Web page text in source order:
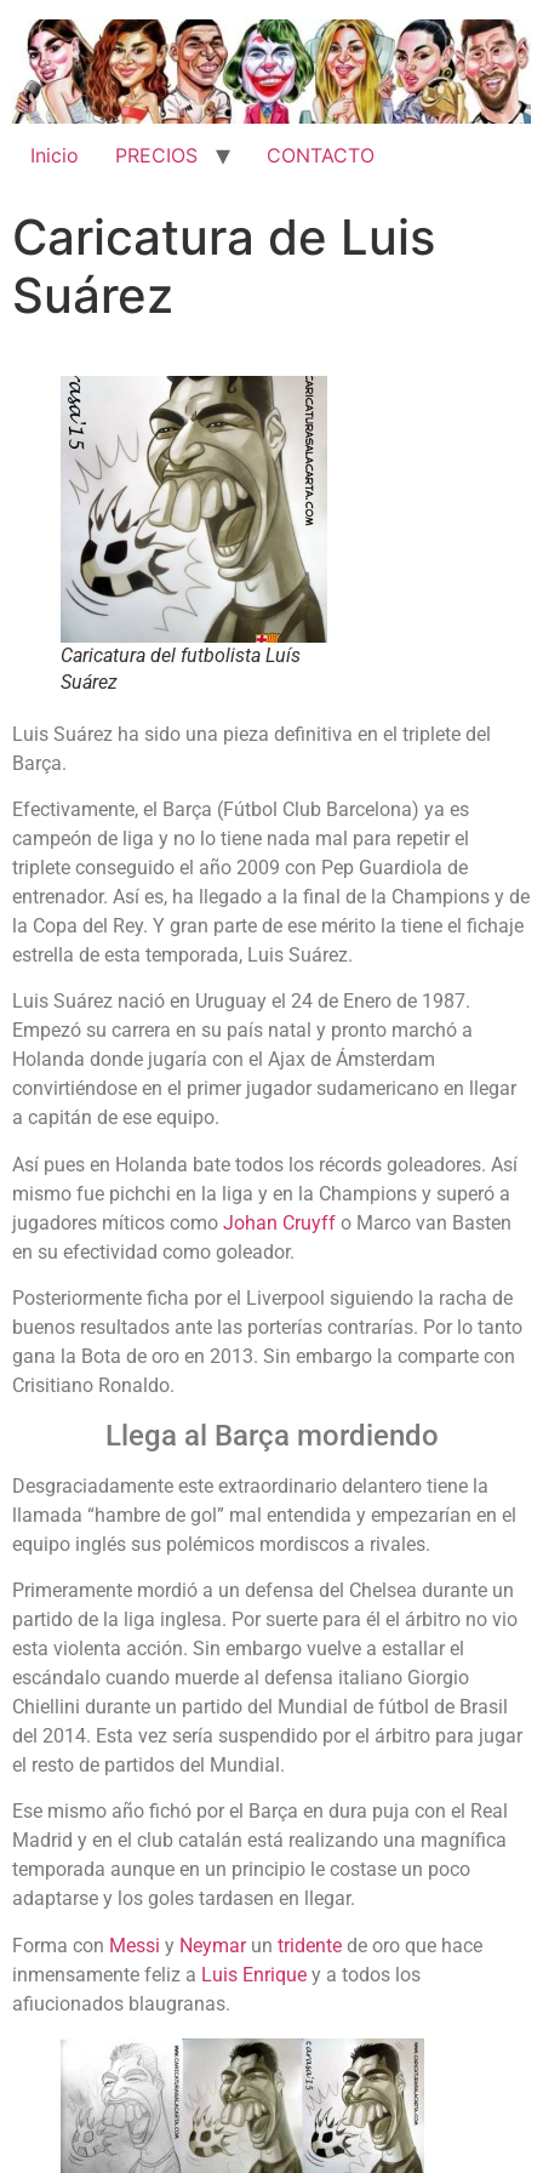
Inicio PRECIOS CONTACTO
Caricatura de Luis
Suárez
Caricatura del futbolista Luís
Suárez
Luis Suárez ha sido una pieza definitiva en el triplete del
Barça.
Efectivamente, el Barça (Fútbol Club Barcelona) ya es
campeón de liga y no lo tiene nada mal para repetir el
triplete conseguido el año 2009 con Pep Guardiola de
entrenador. Así es, ha llegado a la final de la Champions y de
la Copa del Rey. Y gran parte de ese mérito la tiene el fichaje
estrella de esta temporada, Luis Suárez.
Luis Suárez nació en Uruguay el 24 de Enero de 1987.
Empezó su carrera en su país natal y pronto marchó a
Holanda donde jugaría con el Ajax de Ámsterdam
convirtiéndose en el primer jugador sudamericano en llegar
a capitán de ese equipo.
Así pues en Holanda bate todos los récords goleadores. Así
mismo fue pichchi en la liga y en la Champions y superó a
jugadores míticos como Johan Cruyff o Marco van Basten
en su efectividad como goleador.
Posteriormente ficha por el Liverpool siguiendo la racha de
buenos resultados ante las porterías contrarías. Por lo tanto
gana la Bota de oro en 2013. Sin embargo la comparte con
Crisitiano Ronaldo.
Llega al Barça mordiendo
Desgraciadamente este extraordinario delantero tiene la
llamada “hambre de gol” mal entendida y empezarían en el
equipo inglés sus polémicos mordiscos a rivales.
Primeramente mordió a un defensa del Chelsea durante un
partido de la liga inglesa. Por suerte para él el árbitro no vio
esta violenta acción. Sin embargo vuelve a estallar el
escándalo cuando muerde al defensa italiano Giorgio
Chiellini durante un partido del Mundial de fútbol de Brasil
del 2014. Esta vez sería suspendido por el árbitro para jugar
el resto de partidos del Mundial.
Ese mismo año fichó por el Barça en dura puja con el Real
Madrid y en el club catalán está realizando una magnífica
temporada aunque en un principio le costase un poco
adaptarse y los goles tardasen en llegar.
Forma con Messi y Neymarun tridente de oro que hace
inmensamente feliz a Luis Enrique y a todos los
afiucionados blaugranas.